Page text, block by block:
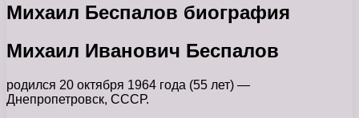
Михаил Беспалов биография
Михаил Иванович Беспалов
родился 20 октября 1964 года (55 лет) —
Днепропетровск, СССР.